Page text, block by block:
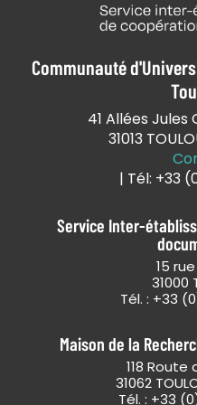
Communauté
41 Allées Jules
31013
| Tél: +33
Service Inter-
15
31000
Tél. : +33
Maison de la
118 Route
31062
Tél. : +33